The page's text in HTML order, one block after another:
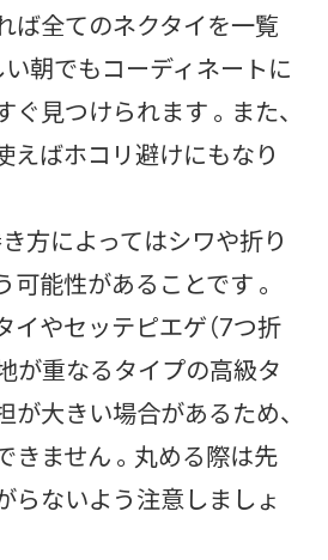
ば全てのネクタイを一覧
い朝でもコーディネートに
見つけられます 。また、
えばホコリ避けにもなり
き方によってはシワや折り
可能性があることです 。
イやセッテピエゲ（7つ折
が重なるタイプの高級タ
が大きい場合があるため、
きません 。丸める際は先
らないよう注意しましょ